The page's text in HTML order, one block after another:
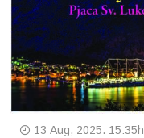
13 Aug, 2025. 15:35h